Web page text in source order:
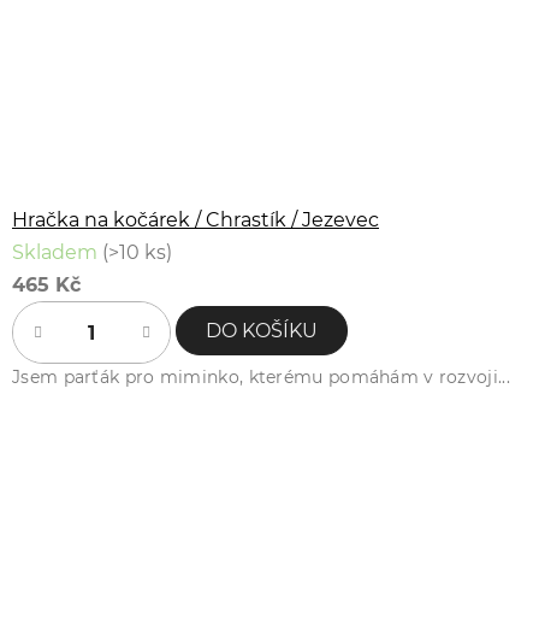
Hračka na kočárek / Chrastík / Jezevec
Skladem (>10 ks)
465 Kč
DO KOŠÍKU
Jsem parťák pro miminko, kterému pomáhám v rozvoji...